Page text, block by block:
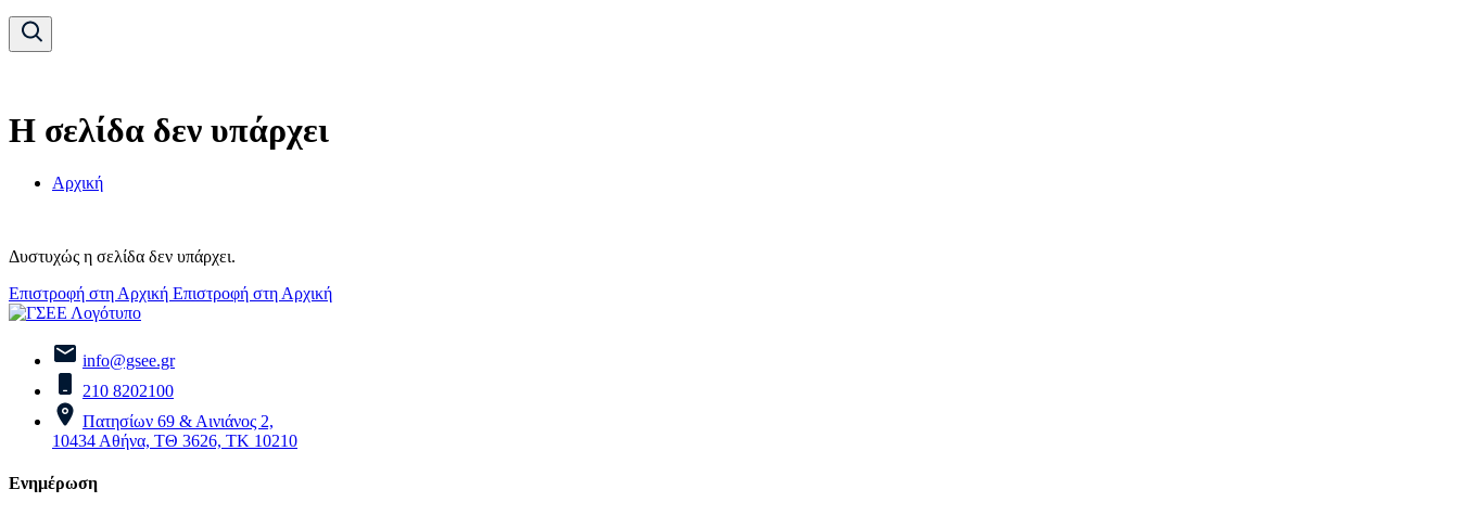
Η σελίδα δεν υπάρχει
Αρχική
Δυστυχώς η σελίδα δεν υπάρχει.
Επιστροφή στη Αρχική Επιστροφή στη Αρχική
info@gsee.gr
210 8202100
Πατησίων 69 & Αινιάνος 2,
10434 Αθήνα, ΤΘ 3626, ΤΚ 10210
Ενημέρωση